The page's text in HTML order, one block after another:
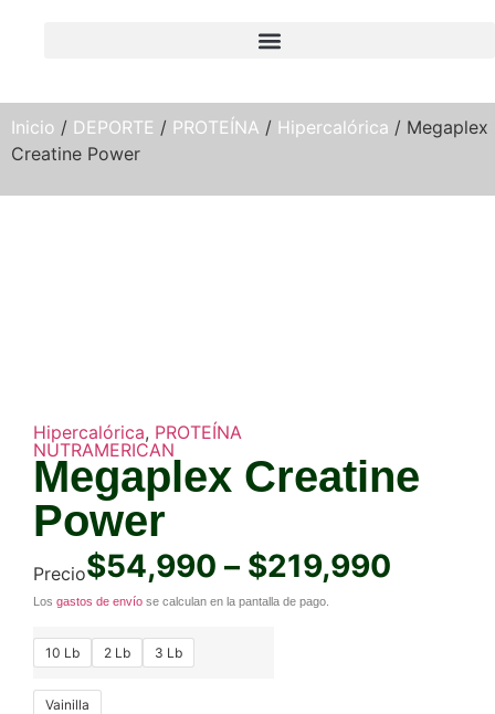
Inicio / DEPORTE / PROTEÍNA / Hipercalórica / Megaplex
Creatine Power
Hipercalórica, PROTEÍNA
NUTRAMERICAN
Megaplex Creatine
Power
Precio$54,990 – $219,990
Los gastos de envío se calculan en la pantalla de pago.
10 Lb 2 Lb 3 Lb
Vainilla